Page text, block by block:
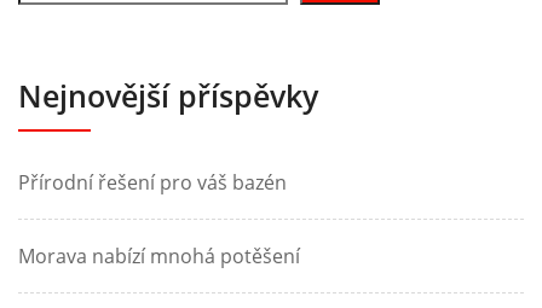
Nejnovější příspěvky
Přírodní řešení pro váš bazén
Morava nabízí mnohá potěšení